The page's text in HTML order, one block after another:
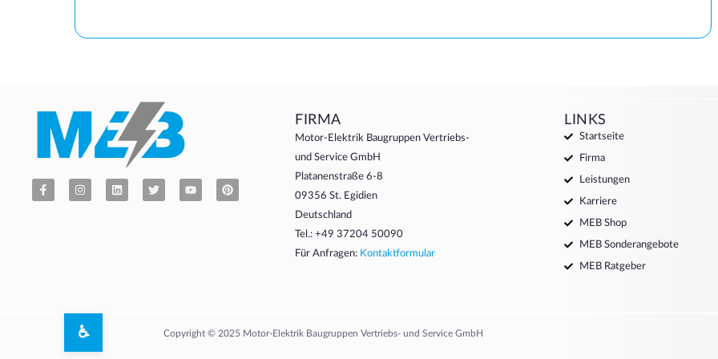
FIRMA
Motor-Elektrik Baugruppen Vertriebs-
und Service GmbH
Platanenstraße 6-8
09356 St. Egidien
Deutschland
Tel.: +49 37204 50090
Für Anfragen: Kontaktformular
LINKS
Startseite
Firma
Leistungen
Karriere
MEB Shop
MEB Sonderangebote
MEB Ratgeber
Copyright © 2025 Motor-Elektrik Baugruppen Vertriebs- und Service GmbH
♿